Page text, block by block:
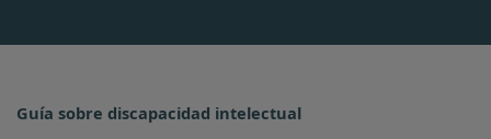
Guía sobre discapacidad intelectual